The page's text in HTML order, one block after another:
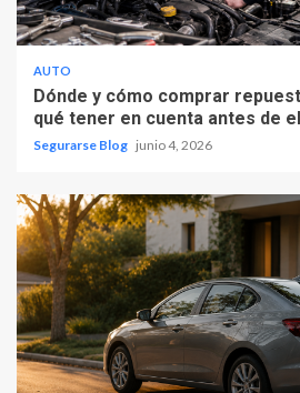
AUTO
Dónde y cómo comprar
qué tener en cuenta antes de
Segurarse Blog junio 4, 2026